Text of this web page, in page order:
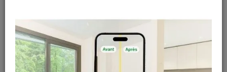
250mm utile x 5m
102,91€
TTC
Sur
commande
Classe feu E
FSC®100%
11,69 € / ml
(2,9 ml / pièce)
€
commande